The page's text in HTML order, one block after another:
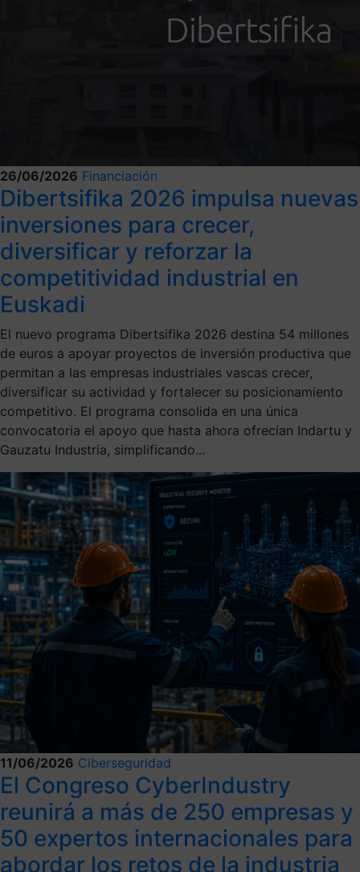
26/06/2026 Financiación
Dibertsifika 2026 impulsa nuevas
inversiones para crecer,
diversificar y reforzar la
competitividad industrial en
Euskadi
El nuevo programa Dibertsifika 2026 destina 54 millones
de euros a apoyar proyectos de inversión productiva que
permitan a las empresas industriales vascas crecer,
diversificar su actividad y fortalecer su posicionamiento
competitivo. El programa consolida en una única
convocatoria el apoyo que hasta ahora ofrecían Indartu y
Gauzatu Industria, simplificando...
11/06/2026 Ciberseguridad
El Congreso CyberIndustry
reunirá a más de 250 empresas y
50 expertos internacionales para
abordar los retos de la industria